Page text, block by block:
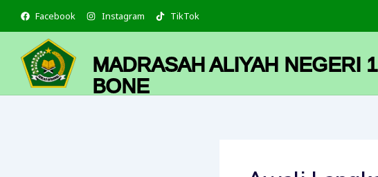
content
Facebook Instagram TikTok
MADRASAH ALIYAH NEGERI 1
BONE